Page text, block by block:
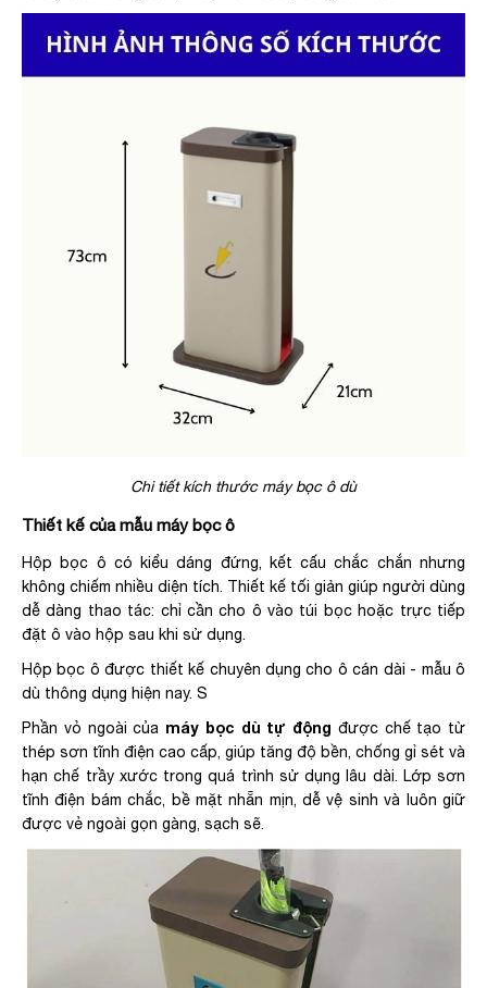
Chi tiết kích thước máy bọc ô dù
Thiết kế của mẫu máy bọc ô
Hộp bọc ô có kiểu dáng đứng, kết cấu chắc chắn nhưng
không chiếm nhiều diện tích. Thiết kế tối giản giúp người dùng
dễ dàng thao tác: chỉ cần cho ô vào túi bọc hoặc trực tiếp
đặt ô vào hộp sau khi sử dụng.
Hộp bọc ô được thiết kế chuyên dụng cho ô cán dài - mẫu ô
dù thông dụng hiện nay. S
Phần vỏ ngoài của máy bọc dù tự động được chế tạo từ
thép sơn tĩnh điện cao cấp, giúp tăng độ bền, chống gỉ sét và
hạn chế trầy xước trong quá trình sử dụng lâu dài. Lớp sơn
tĩnh điện bám chắc, bề mặt nhẵn mịn, dễ vệ sinh và luôn giữ
được vẻ ngoài gọn gàng, sạch sẽ.